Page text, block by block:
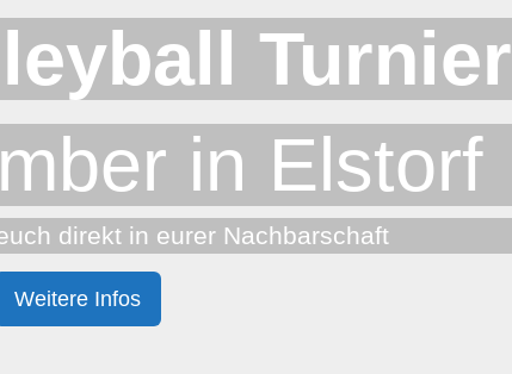
Turnier
in Elstorf
direkt in eurer Nachbarschaft
Weitere Infos